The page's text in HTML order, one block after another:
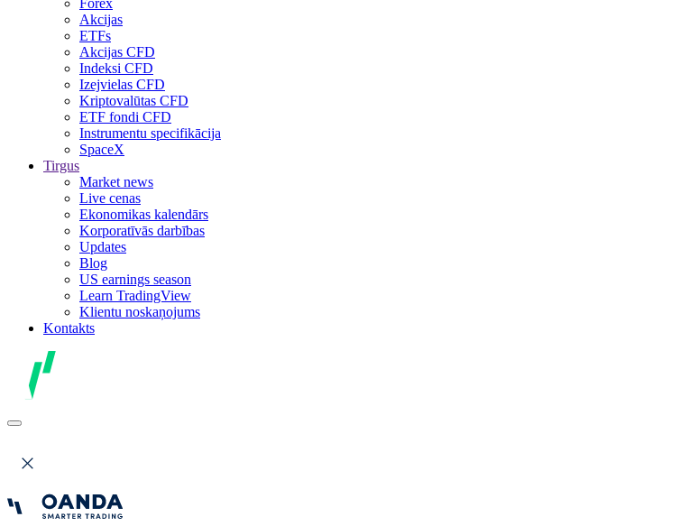
Akcijas
ETFs
Akcijas CFD
Indeksi CFD
Izejvielas CFD
Kriptovalūtas CFD
ETF fondi CFD
Instrumentu specifikācija
SpaceX
Tirgus
Market news
Live cenas
Ekonomikas kalendārs
Korporatīvās darbības
Updates
Blog
US earnings season
Learn TradingView
Klientu noskaņojums
Kontakts